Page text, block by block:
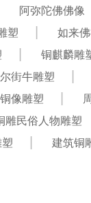
阿弥陀佛佛像
塑 如来
铜麒麟雕
街牛雕塑
像雕塑
雕民俗人物雕塑
建筑铜